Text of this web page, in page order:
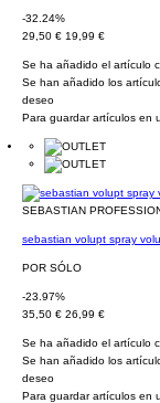
-32.24%
29,50 € 19,99 €
Se ha añadido el artículo
Se han añadido los
deseo
Para guardar artículos en
SEBASTIAN
sebastian volupt spray
POR SÓLO
-23.97%
35,50 € 26,99 €
Se ha añadido el artículo
Se han añadido los
deseo
Para guardar artículos en